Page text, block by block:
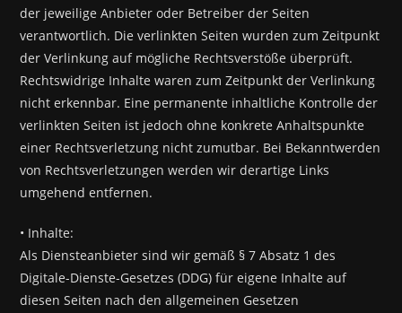
der jeweilige Anbieter oder Betreiber der Seiten
verantwortlich. Die verlinkten Seiten wurden zum Zeitpunkt
der Verlinkung auf mögliche Rechtsverstöße überprüft.
Rechtswidrige Inhalte waren zum Zeitpunkt der Verlinkung
nicht erkennbar. Eine permanente inhaltliche Kontrolle der
verlinkten Seiten ist jedoch ohne konkrete Anhaltspunkte
einer Rechtsverletzung nicht zumutbar. Bei Bekanntwerden
von Rechtsverletzungen werden wir derartige Links
umgehend entfernen.
• Inhalte:
Als Diensteanbieter sind wir gemäß § 7 Absatz 1 des
Digitale-Dienste-Gesetzes (DDG) für eigene Inhalte auf
diesen Seiten nach den allgemeinen Gesetzen